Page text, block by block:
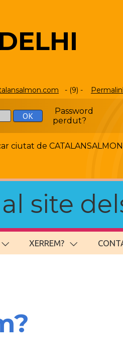
- (9) -
Password
perdut?
ciutat de
site
XERREM?